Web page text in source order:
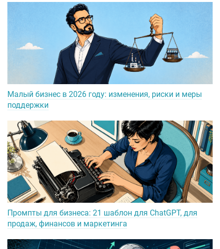
Малый бизнес в 2026 году: изменения, риски и меры
поддержки
Промпты для бизнеса: 21 шаблон для ChatGPT, для
продаж, финансов и маркетинга